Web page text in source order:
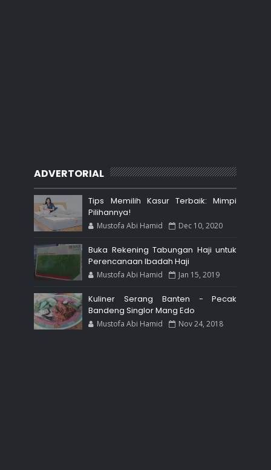
ADVERTORIAL
Tips Memilih Kasur Terbaik: Mimpi
Pilihannya!
Mustofa Abi Hamid Dec 10, 2020
Buka Rekening Tabungan Haji untuk
Perencanaan Ibadah Haji
Mustofa Abi Hamid Jan 15, 2019
Kuliner Serang Banten - Pecak
Bandeng Singlor Mang Edo
Mustofa Abi Hamid Nov 24, 2018